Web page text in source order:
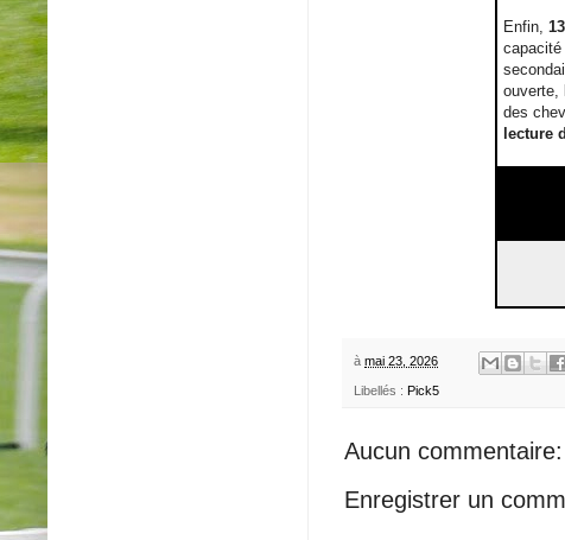
Enfin,
ouverte,
des
lecture
à mai 23, 2026
Libellés : Pick5
Aucun commentaire:
Enregistrer un